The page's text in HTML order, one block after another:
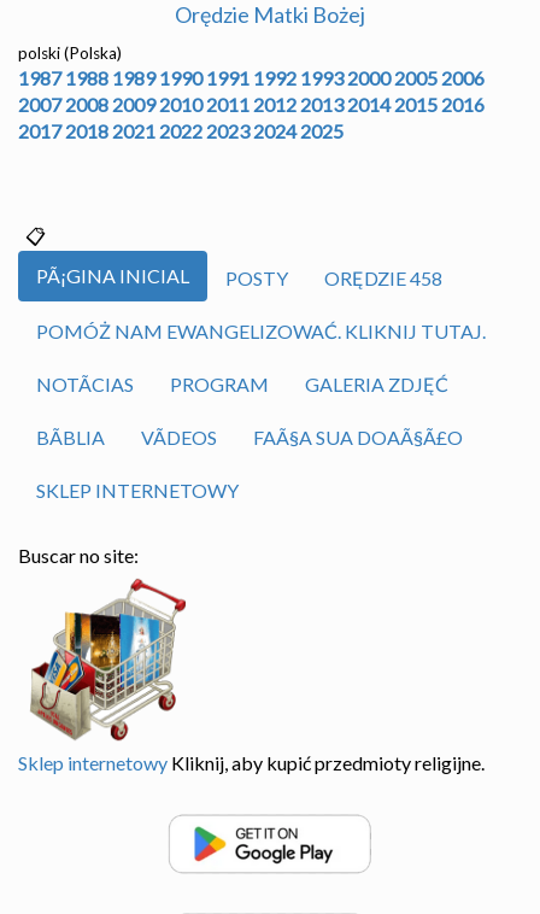
Orędzie Matki Bożej
polski (Polska)
1987 1988 1989 1990 1991 1992 1993 2000 2005 2006
2007 2008 2009 2010 2011 2012 2013 2014 2015 2016
2017 2018 2021 2022 2023 2024 2025
PÃ¡GINA INICIAL POSTY ORĘDZIE 458
POMÓŻ NAM EWANGELIZOWAĆ. KLIKNIJ TUTAJ.
NOTÃ­CIAS PROGRAM GALERIA ZDJĘĆ
BÃ­BLIA VÃ­DEOS FAÃ§A SUA DOAÃ§Ã£O
SKLEP INTERNETOWY
Buscar no site:
Sklep internetowy Kliknij, aby kupić przedmioty religijne.